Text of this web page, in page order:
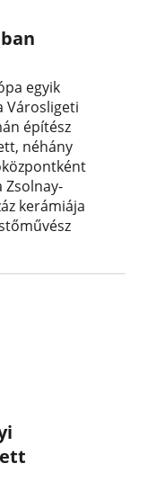
egyik
Városligeti
építész
néhány
kerámiája